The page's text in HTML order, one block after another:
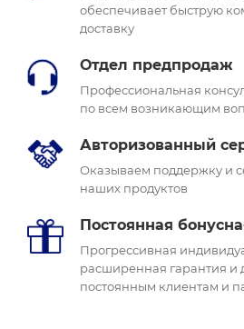
обеспечивает быструю
доставку
Отдел предпродаж
Профессиональная
по всем возникающим
Авторизованный
Оказываем поддержку и
наших продуктов
Постоянная
Прогрессивная
расширенная гарантия и
постоянным клиентам и